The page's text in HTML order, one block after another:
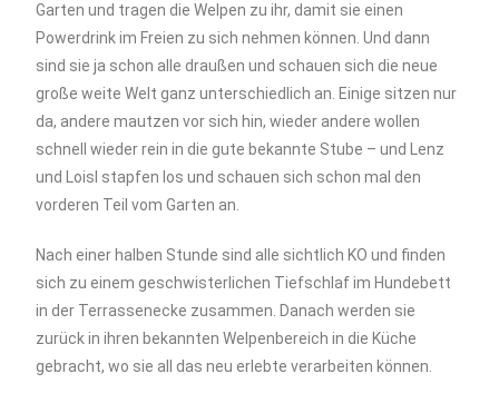
Garten und tragen die Welpen zu ihr, damit sie einen
Powerdrink im Freien zu sich nehmen können. Und dann
sind sie ja schon alle draußen und schauen sich die neue
große weite Welt ganz unterschiedlich an. Einige sitzen nur
da, andere mautzen vor sich hin, wieder andere wollen
schnell wieder rein in die gute bekannte Stube – und Lenz
und Loisl stapfen los und schauen sich schon mal den
vorderen Teil vom Garten an.
Nach einer halben Stunde sind alle sichtlich KO und finden
sich zu einem geschwisterlichen Tiefschlaf im Hundebett
in der Terrassenecke zusammen. Danach werden sie
zurück in ihren bekannten Welpenbereich in die Küche
gebracht, wo sie all das neu erlebte verarbeiten können.